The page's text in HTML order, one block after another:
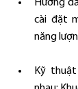
Hướng
cài đặt
năng
Kỹ